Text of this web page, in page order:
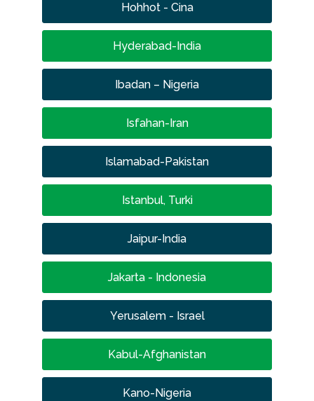
Hohhot - Cina
Hyderabad-India
Ibadan – Nigeria
Isfahan-Iran
Islamabad-Pakistan
Istanbul, Turki
Jaipur-India
Jakarta - Indonesia
Yerusalem - Israel
Kabul-Afghanistan
Kano-Nigeria